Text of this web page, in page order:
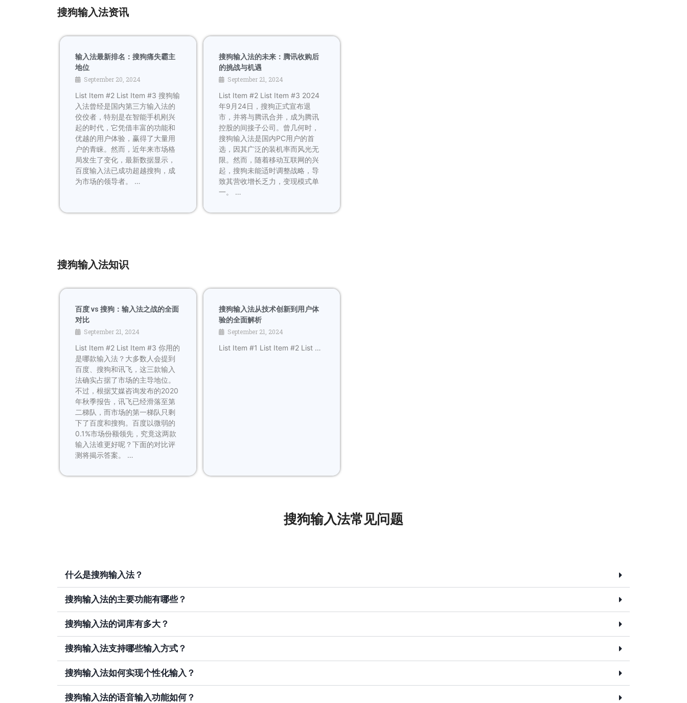
搜狗输入法资讯
输入法最新排名：搜狗痛失霸主
地位
September 20, 2024
List Item #2 List Item #3 搜狗输
入法曾经是国内第三方输入法的
佼佼者，特别是在智能手机刚兴
起的时代，它凭借丰富的功能和
优越的用户体验，赢得了大量用
户的青睐。然而，近年来市场格
局发生了变化，最新数据显示，
百度输入法已成功超越搜狗，成
为市场的领导者。 …
搜狗输入法的未来：腾讯收购后
的挑战与机遇
September 21, 2024
List Item #2 List Item #3 2024
年9月24日，搜狗正式宣布退
市，并将与腾讯合并，成为腾讯
控股的间接子公司。曾几何时，
搜狗输入法是国内PC用户的首
选，因其广泛的装机率而风光无
限。然而，随着移动互联网的兴
起，搜狗未能适时调整战略，导
致其营收增长乏力，变现模式单
一。 …
搜狗输入法知识
百度 vs 搜狗：输入法之战的全面
对比
September 21, 2024
List Item #2 List Item #3 你用的
是哪款输入法？大多数人会提到
百度、搜狗和讯飞，这三款输入
法确实占据了市场的主导地位。
不过，根据艾媒咨询发布的2020
年秋季报告，讯飞已经滑落至第
二梯队，而市场的第一梯队只剩
下了百度和搜狗。百度以微弱的
0.1%市场份额领先，究竟这两款
输入法谁更好呢？下面的对比评
测将揭示答案。 …
搜狗输入法从技术创新到用户体
验的全面解析
September 21, 2024
List Item #1 List Item #2 List …
搜狗输入法常见问题
什么是搜狗输入法？
搜狗输入法的主要功能有哪些？
搜狗输入法的词库有多大？
搜狗输入法支持哪些输入方式？
搜狗输入法如何实现个性化输入？
搜狗输入法的语音输入功能如何？